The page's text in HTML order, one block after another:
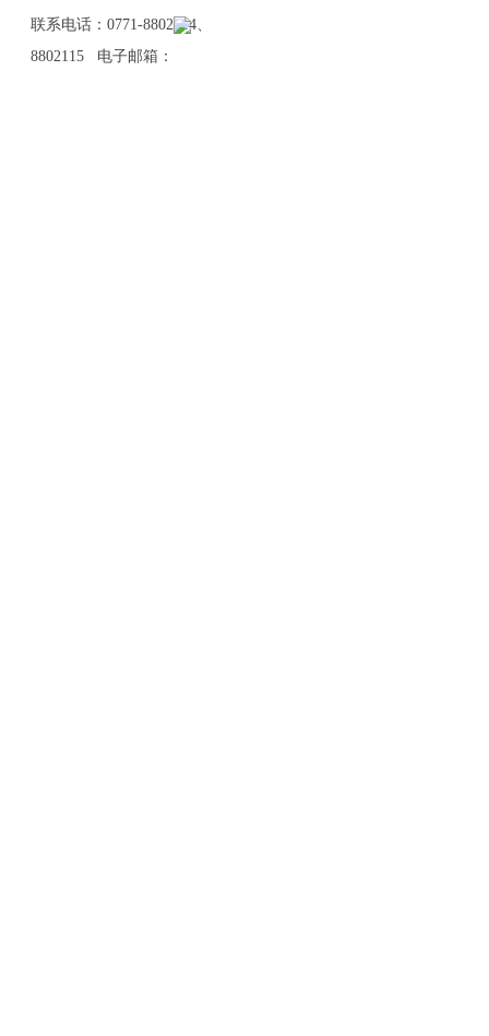
联系电话：0771-8802114、
8802115 电子邮箱：